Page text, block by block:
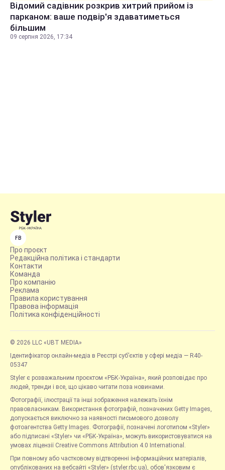
Відомий садівник розкрив хитрий прийом із
парканом: ваше подвір'я здаватиметься
більшим
09 серпня 2026, 17:34
FB
Про проєкт
Редакційна політика і стандарти
Контакти
Команда
Про компанію
Реклама
Правила користування
Правова інформація
Політика конфіденційності
© 2026 LLC «UBT MEDIA»
Ідентифікатор онлайн-медіа в Реєстрі суб’єктів у сфері медіа — R40-
05347
Styler є розважальним проєктом «РБК-Україна», який розповідає про
людей, тренди і все, що цікаво читати поза новинами.
Фотографії, ілюстрації та інші зображення належать їхнім
правовласникам. Використання фотографій, позначених Getty Images,
допускається виключно за наявності письмового дозволу
фотоагентства Getty Images. Фотографії, позначені логотипом «Styler»
або підписані «Styler» чи «РБК-Україна», можуть використовуватися на
умовах ліцензії Creative Commons Attribution 4.0 International.
При повному або частковому відтворенні інформаційних матеріалів,
опублікованих на вебсайті «Styler» (styler.rbc.ua), обов'язковим є